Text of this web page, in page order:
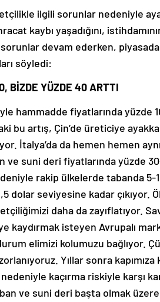
ilgili sorunlar nedeniyle
kaybı yaşadığını,
devam ederken, piyasada
söyledi:
BİZDE YÜZDE 40 ARTTI
hammadde fiyatlarında yüzde
bu artış, Çin’de üreticiye
İtalya’da da hemen hemen
ve suni deri fiyatlarında yüzde
rakip ülkelerde tabanda
dolar seviyesine kadar
daha da zayıflatıyor.
kaydırmak isteyen Avrupalı
elimizi kolumuzu bağlıyor.
Yıllar sonra kapımıza
nedeniyle kaçırma riskiyle karşı
ve suni deri başta olmak